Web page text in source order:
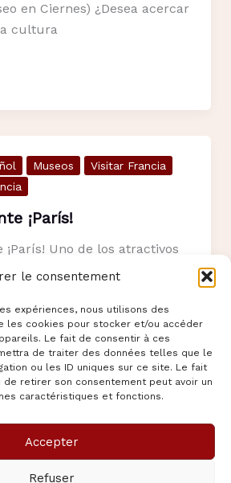
le consentement
expériences, nous utilisons des
les cookies pour stocker et/ou accéder
Le fait de consentir à ces
de traiter des données telles que le
ou les ID uniques sur ce site. Le fait
de retirer son consentement peut avoir un
caractéristiques et fonctions.
Accepter
Refuser
en Ciernes) ¿Desea acercar
cultura
Museos
Visitar Francia
¡París!
Uno de los atractivos
vibrante vida cultural. Una
Mexicana | Propulsé par